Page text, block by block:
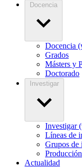
Docencia
Docencia
Grados
Másters y
Doctorado
Investigar
Investigar
Líneas de
Grupos de
Actualidad